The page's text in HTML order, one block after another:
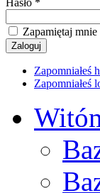
Hasło *
Zapamiętaj mnie
Zapomniałeś
Zapomniałeś